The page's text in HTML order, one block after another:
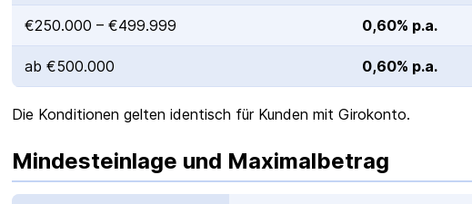
€250.000 – €499.999 0,60% p.a.
ab €500.000 0,60% p.a.
Die Konditionen gelten identisch für Kunden mit Girokonto.
Mindesteinlage und Maximalbetrag